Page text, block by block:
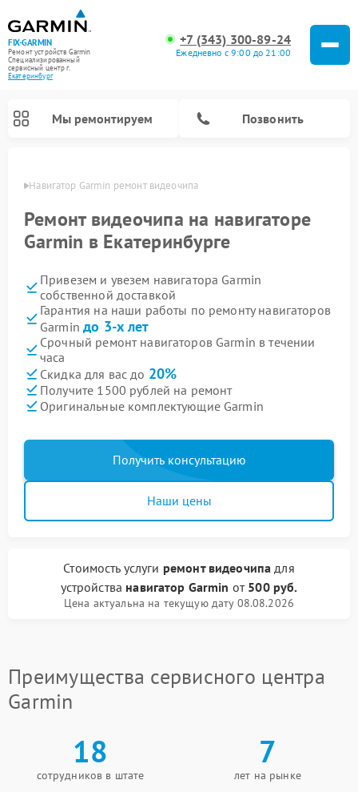
FIX-GARMIN
Ремонт устройств Garmin
Специализированный
cервисный центр г.
Екатеринбург
+7 (343) 300-89-24
Ежедневно с 9:00 до 21:00
Мы ремонтируем Позвонить
Навигатор Garmin ремонт видеочипа
Ремонт видеочипа на навигаторе
Garmin в Екатеринбурге
Привезем и увезем навигатора Garmin
собственной доставкой
Гарантия на наши работы по ремонту навигаторов
Garminдо 3-х лет
Срочный ремонт навигаторов Garmin в течении
часа
Скидка для вас до 20%
Получите 1500 рублей на ремонт
Оригинальные комплектующие Garmin
Получить консультацию
Наши цены
Стоимость услуги ремонт видеочипа для
устройства навигатор Garmin от 500 руб.
Цена актуальна на текущую дату 08.08.2026
Преимущества сервисного центра
Garmin
18
сотрудников в штате
7
лет на рынке